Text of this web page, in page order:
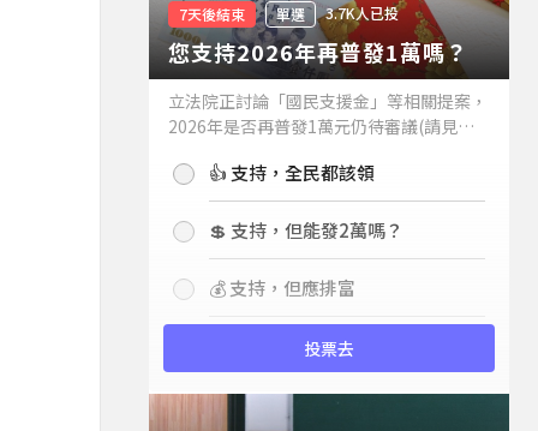
7天後結束 單選 3.7K人已投
您支持2026年再普發1萬嗎？
立法院正討論「國民支援金」等相關提案，
2026年是否再普發1萬元仍待審議(請見下
持嗎？👍 支持，全民都該領
💲 支持，但能發2萬嗎？
💰 支持，但應排富
投票去